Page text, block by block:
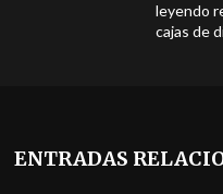
leyendo
cajas de
ENTRADAS